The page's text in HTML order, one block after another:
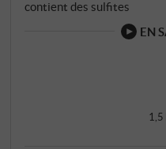
contient des sulfites
EN
1,5